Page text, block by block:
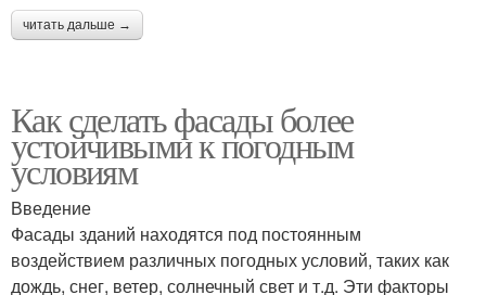
читать дальше →
Как сделать фасады более
устойчивыми к погодным
условиям
Введение
Фасады зданий находятся под постоянным
воздействием различных погодных условий, таких как
дождь, снег, ветер, солнечный свет и т.д. Эти факторы